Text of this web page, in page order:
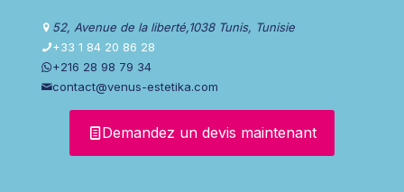
52, Avenue de la liberté,1038 Tunis, Tunisie
+33 1 84 20 86 28
+216 28 98 79 34
contact@venus-estetika.com
Demandez un devis maintenant